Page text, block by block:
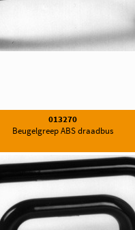
013270
Beugelgreep ABS draadbus